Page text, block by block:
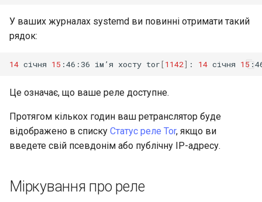
У ваших журналах systemd ви повинні отримати такий
рядок:
14 січня 15 :46:36 ім’я хосту tor[1142] : 14 січня 15
Це означає, що ваше реле доступне.
Протягом кількох годин ваш ретранслятор буде
відображено в списку Статус реле Tor, якщо ви
введете свій псевдонім або публічну IP-адресу.
Міркування про реле